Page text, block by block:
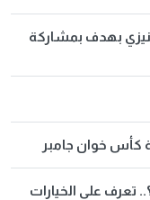
بهدف بمشاركة
كأس خوان جامبر
على الخيارات